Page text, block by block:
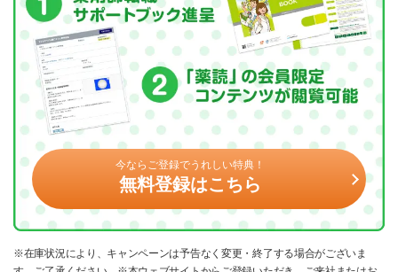
今ならご登録でうれしい特典！
無料登録はこちら
※在庫状況により、キャンペーンは予告なく変更・終了する場合がございま